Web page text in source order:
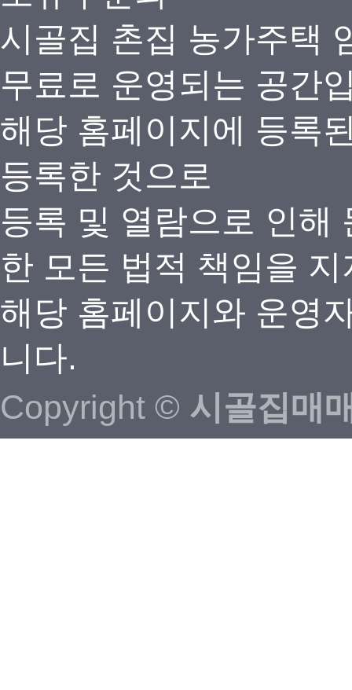
시골집 촌집 농가주택
무료로 운영되는 공간
해당 홈페이지에 등록
등록한 것으로
등록 및 열람으로 인해
한 모든 법적 책임을
해당 홈페이지와 운영
니다.
Copyright © 시골집매